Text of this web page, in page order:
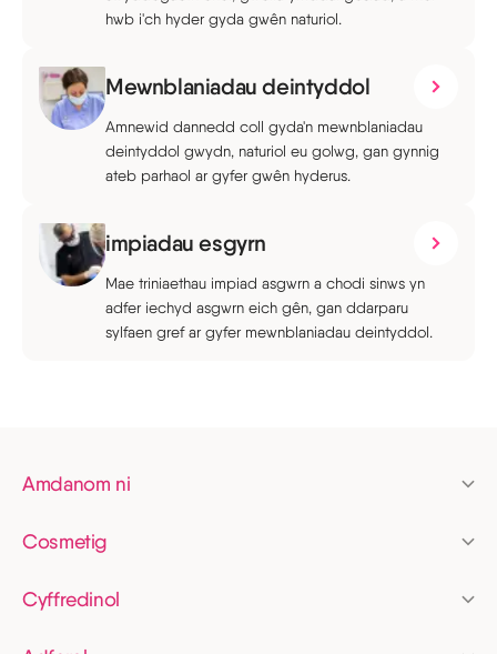
hwb i'ch hyder gyda gwên naturiol.
Mewnblaniadau deintyddol
Amnewid dannedd coll gyda'n mewnblaniadau
deintyddol gwydn, naturiol eu golwg, gan gynnig
ateb parhaol ar gyfer gwên hyderus.
impiadau esgyrn
Mae triniaethau impiad asgwrn a chodi sinws yn
adfer iechyd asgwrn eich gên, gan ddarparu
sylfaen gref ar gyfer mewnblaniadau deintyddol.
Amdanom ni
Cyllid
Aelodaeth
Cosmetig
Invisalign
Gwynnu dannedd
Cyffredinol